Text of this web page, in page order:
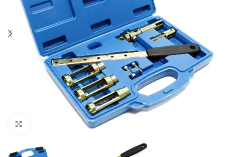
Click to enlarge